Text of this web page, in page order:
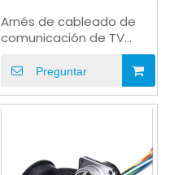
Arnés de cableado de
comunicación de TV
electrónica IP68 HDMI
personalizado
Preguntar